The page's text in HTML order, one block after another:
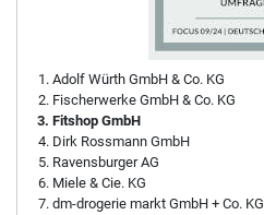
Adolf Würth GmbH & Co. KG
Fischerwerke GmbH & Co. KG
Fitshop GmbH
Dirk Rossmann GmbH
Ravensburger AG
Miele & Cie. KG
dm-drogerie markt GmbH + Co. KG